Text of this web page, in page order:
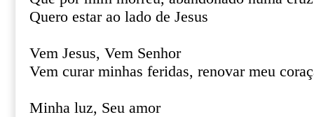
Quero estar ao lado de Jesus
Vem Jesus, Vem Senhor
Vem curar minhas feridas, renovar meu
Minha luz, Seu amor